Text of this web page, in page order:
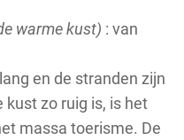
warme kust) : van
en de stranden zijn
zo ruig is, is het
massa toerisme. De